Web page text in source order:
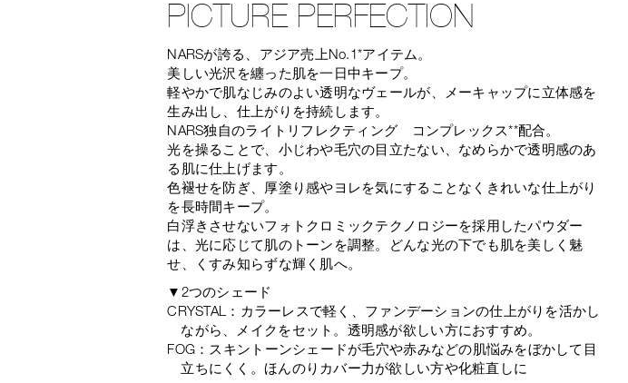
PICTURE PERFECTION
NARSが誇る、アジア売上No.1*アイテム。
美しい光沢を纏った肌を一日中キープ。
軽やかで肌なじみのよい透明なヴェールが、メーキャップに立体感を
生み出し、仕上がりを持続します。
NARS独自のライトリフレクティング コンプレックス**配合。
光を操ることで、小じわや毛穴の目立たない、なめらかで透明感のあ
る肌に仕上げます。
色褪せを防ぎ、厚塗り感やヨレを気にすることなくきれいな仕上がり
を長時間キープ。
白浮きさせないフォトクロミックテクノロジーを採用したパウダー
は、光に応じて肌のトーンを調整。どんな光の下でも肌を美しく魅
せ、くすみ知らずな輝く肌へ。
▼2つのシェード
CRYSTAL：カラーレスで軽く、ファンデーションの仕上がりを活かし
ながら、メイクをセット。透明感が欲しい方におすすめ。
FOG：スキントーンシェードが毛穴や赤みなどの肌悩みをぼかして目
立ちにくく。ほんのりカバー力が欲しい方や化粧直しに